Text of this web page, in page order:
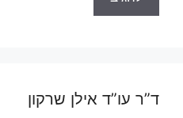
ד”ר עו”ד אילן שרקון